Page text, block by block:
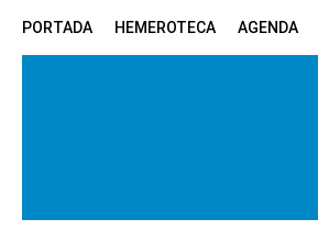
PORTADA HEMEROTECA AGENDA